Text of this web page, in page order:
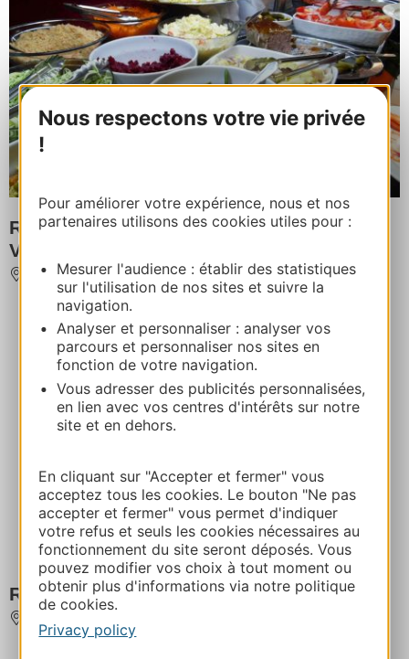
Nous respectons votre vie privée
!
Pour améliorer votre expérience, nous et nos
partenaires utilisons des cookies utiles pour :
Mesurer l'audience : établir des statistiques
sur l'utilisation de nos sites et suivre la
navigation.
Analyser et personnaliser : analyser vos
parcours et personnaliser nos sites en
fonction de votre navigation.
Vous adresser des publicités personnalisées,
en lien avec vos centres d'intérêts sur notre
site et en dehors.
En cliquant sur "Accepter et fermer" vous
acceptez tous les cookies. Le bouton "Ne pas
accepter et fermer" vous permet d'indiquer
votre refus et seuls les cookies nécessaires au
fonctionnement du site seront déposés. Vous
pouvez modifier vos choix à tout moment ou
obtenir plus d'informations via notre politique
de cookies.
Privacy policy
Restaurant Les 3 Buffets - Saint Jean de
Verges
SAINT-JEAN-DE-VERGES
Restaurant Le Comptoir Joa casino